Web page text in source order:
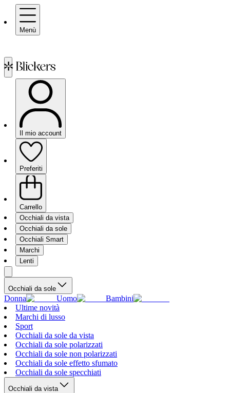
Menù
Il mio account
Preferiti
Carrello
Occhiali da vista
Occhiali da sole
Occhiali Smart
Marchi
Lenti
Occhiali da sole
Donna Uomo
Bambini
Ultime novità
Marchi di lusso
Sport
Occhiali da sole da vista
Occhiali da sole polarizzati
Occhiali da sole non polarizzati
Occhiali da sole effetto sfumato
Occhiali da sole specchiati
Occhiali da vista